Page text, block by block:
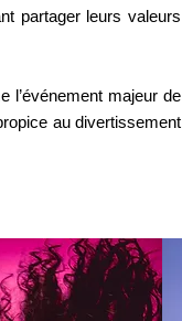
partager leurs valeurs
l’événement majeur de
au divertissement